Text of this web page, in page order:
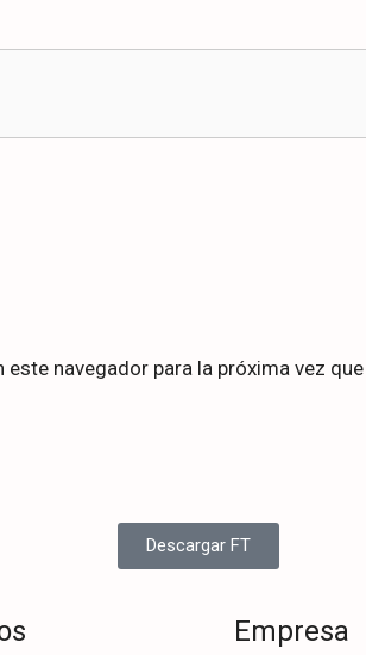
navegador para la próxima vez
Descargar FT
Empresa